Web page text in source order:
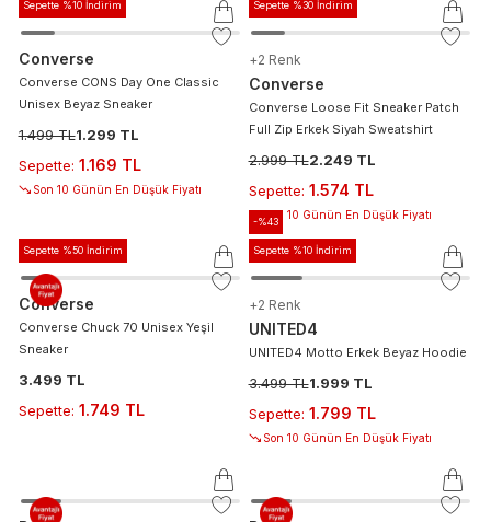
Sepette %10 İndirim
Converse
Converse CONS Day One Classic
Unisex Beyaz Sneaker
1.499 TL1.299 TL
Sepette: 1.169 TL
Son 10 Günün En Düşük Fiyatı
Sepette %30 İndirim
+2 Renk
Converse
Converse Loose Fit Sneaker Patch
Full Zip Erkek Siyah Sweatshirt
2.999 TL2.249 TL
Sepette: 1.574 TL
Son 10 Günün En Düşük Fiyatı
Sepette %50 İndirim
Converse
Converse Chuck 70 Unisex Yeşil
Sneaker
3.499 TL
Sepette: 1.749 TL
-%43
Sepette %10 İndirim
+2 Renk
UNITED4
UNITED4 Motto Erkek Beyaz Hoodie
3.499 TL1.999 TL
Sepette: 1.799 TL
Son 10 Günün En Düşük Fiyatı